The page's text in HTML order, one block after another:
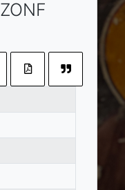
ZONF